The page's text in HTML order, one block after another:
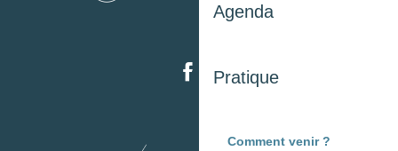
Agenda
Pratique
Comment venir ?